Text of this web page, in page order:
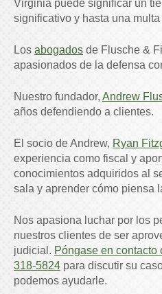
Virginia puede significar un
significativo y hasta una multa
Los abogados de Flusche &
apasionados de la defensa
Nuestro fundador, Andrew
años defendiendo a clientes.
El socio de Andrew, Ryan
experiencia como fiscal y
conocimientos adquiridos al
sala y aprender cómo piensa
Nos apasiona luchar por los
nuestros clientes de ser
judicial. Póngase en contacto
318-5824 para discutir su
podemos ayudarle.